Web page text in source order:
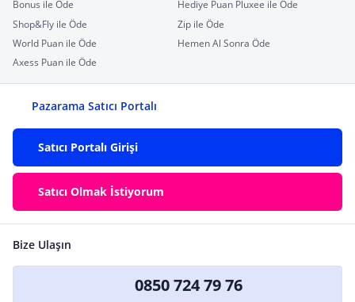
Bonus ile Öde
Hediye Puan Pluxee ile Öde
Shop&Fly ile Öde
Zip ile Öde
World Puan ile Öde
Hemen Al Sonra Öde
Axess Puan ile Öde
Pazarama Satıcı Portalı
Satıcı Portalı Girişi
Satıcı Olmak İstiyorum
Bize Ulaşın
0850 724 79 76